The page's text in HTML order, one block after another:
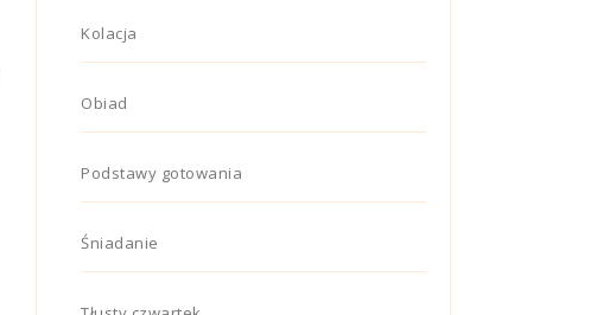
Kolacja
Obiad
Podstawy gotowania
Śniadanie